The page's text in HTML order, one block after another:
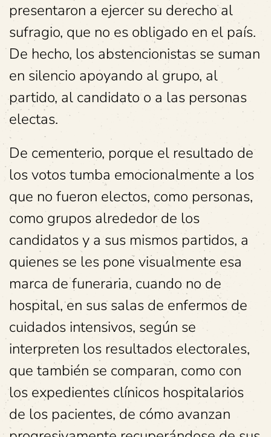
presentaron a ejercer su derecho al
sufragio, que no es obligado en el país.
De hecho, los abstencionistas se suman
en silencio apoyando al grupo, al
partido, al candidato o a las personas
electas.
De cementerio, porque el resultado de
los votos tumba emocionalmente a los
que no fueron electos, como personas,
como grupos alrededor de los
candidatos y a sus mismos partidos, a
quienes se les pone visualmente esa
marca de funeraria, cuando no de
hospital, en sus salas de enfermos de
cuidados intensivos, según se
interpreten los resultados electorales,
que también se comparan, como con
los expedientes clínicos hospitalarios
de los pacientes, de cómo avanzan